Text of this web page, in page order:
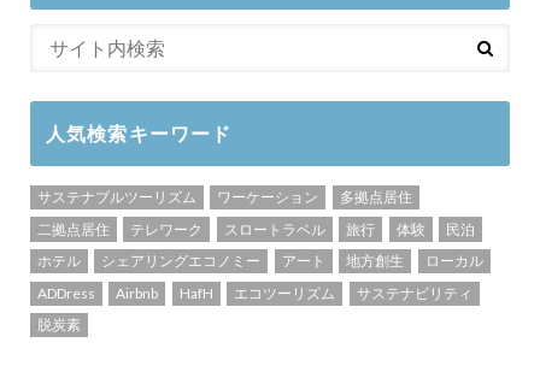
人気検索キーワード
サステナブルツーリズム ワーケーション
多拠点居住
二拠点居住
テレワーク スロートラベル 旅行 体験
民泊
ホテル
シェアリングエコノミー アート 地方創生
ローカル
ADDress
Airbnb HafH エコツーリズム
サステナビリティ
脱炭素